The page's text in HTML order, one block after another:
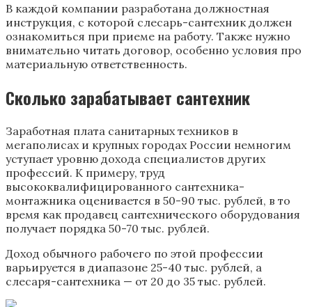
В каждой компании разработана должностная
инструкция, с которой слесарь-сантехник должен
ознакомиться при приеме на работу. Также нужно
внимательно читать договор, особенно условия про
материальную ответственность.
Сколько зарабатывает сантехник
Заработная плата санитарных техников в
мегаполисах и крупных городах России немногим
уступает уровню дохода специалистов других
профессий. К примеру, труд
высококвалифицированного сантехника-
монтажника оценивается в 50-90 тыс. рублей, в то
время как продавец сантехнического оборудования
получает порядка 50-70 тыс. рублей.
Доход обычного рабочего по этой профессии
варьируется в диапазоне 25-40 тыс. рублей, а
слесаря-сантехника — от 20 до 35 тыс. рублей.